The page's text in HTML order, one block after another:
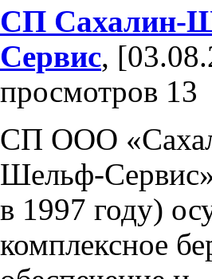
СП Сахалин-
Сервис,
просмотров 13
СП ООО
Шельф-
в 1997 году)
комплексное